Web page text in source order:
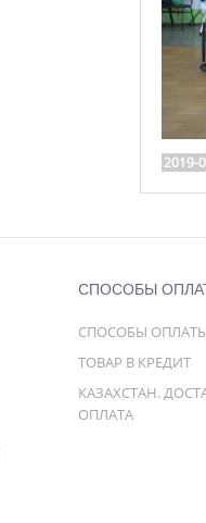
2019-
СПОСОБЫ
СПОСОБЫ
ТОВАР В КРЕДИТ
КАЗАХСТАН.
ОПЛАТА